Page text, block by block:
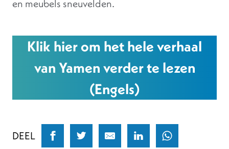
en meubels sneuvelden.
Klik hier om het hele verhaal
van Yamen verder te lezen
(Engels)
DEEL